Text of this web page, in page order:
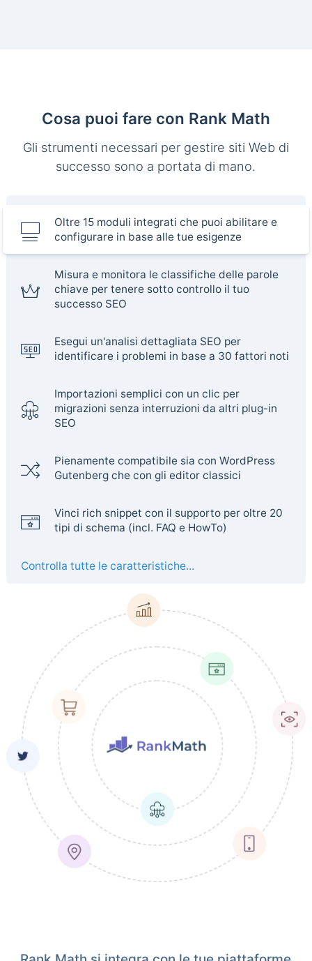
Cosa puoi fare con Rank Math
Gli strumenti necessari per gestire siti Web di
successo sono a portata di mano.
Oltre 15 moduli integrati che puoi abilitare e
configurare in base alle tue esigenze
Misura e monitora le classifiche delle parole
chiave per tenere sotto controllo il tuo
successo SEO
Esegui un'analisi dettagliata SEO per
identificare i problemi in base a 30 fattori noti
Importazioni semplici con un clic per
migrazioni senza interruzioni da altri plug-in
SEO
Pienamente compatibile sia con WordPress
Gutenberg che con gli editor classici
Vinci rich snippet con il supporto per oltre 20
tipi di schema (incl. FAQ e HowTo)
Controlla tutte le caratteristiche...